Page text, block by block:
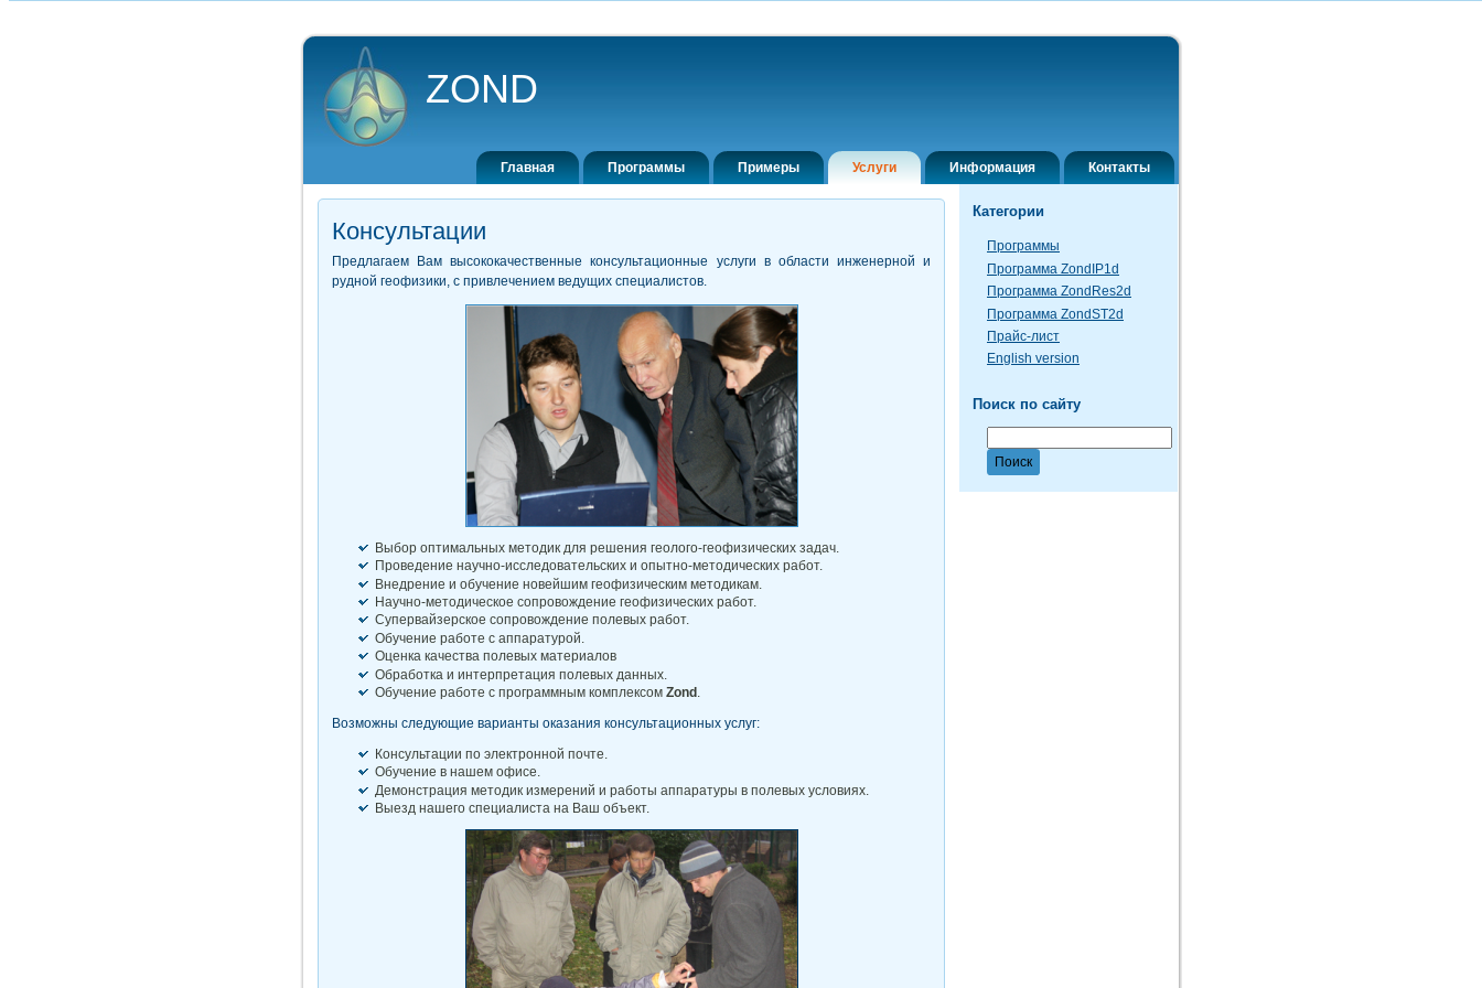
ZOND
Главная Программы Примеры Услуги Информация Контакты
Консультации
Предлагаем Вам высококачественные консультационные услуги в области инженерной и
рудной геофизики, с привлечением ведущих специалистов.
Выбор оптимальных методик для решения геолого-геофизических задач.
Проведение научно-исследовательских и опытно-методических работ.
Внедрение и обучение новейшим геофизическим методикам.
Научно-методическое сопровождение геофизических работ.
Супервайзерское сопровождение полевых работ.
Обучение работе с аппаратурой.
Оценка качества полевых материалов
Обработка и интерпретация полевых данных.
Обучение работе с программным комплексом Zond .
Возможны следующие варианты оказания консультационных услуг:
Консультации по электронной почте.
Обучение в нашем офисе.
Демонстрация методик измерений и работы аппаратуры в полевых условиях.
Выезд нашего специалиста на Ваш объект.
Категории
Программы
Программа ZondIP1d
Программа ZondRes2d
Программа ZondST2d
Прайс-лист
English version
Поиск по сайту